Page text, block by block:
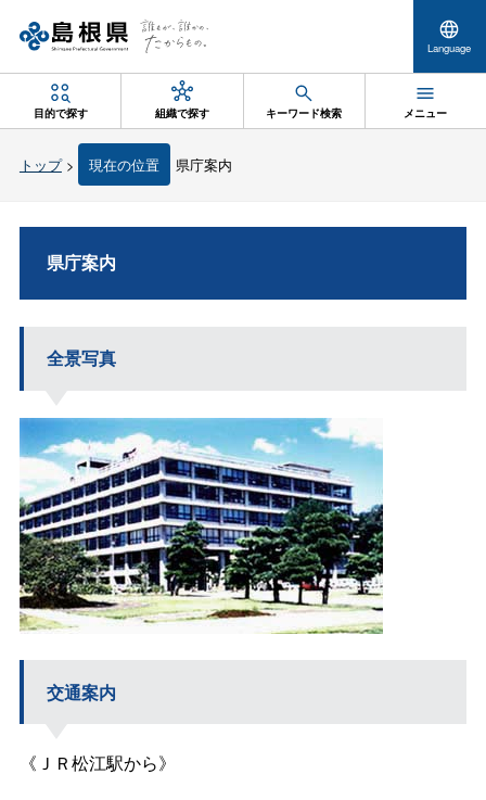
Language
目的で探す 組織で探す キーワード検索 メニュー
トップ> 現在の位置 県庁案内
県庁案内
全景写真
交通案内
《ＪＲ松江駅から》